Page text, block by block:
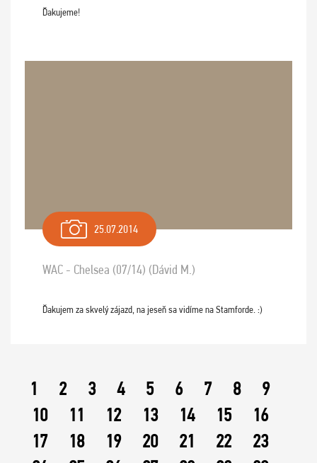
Ďakujeme!
25.07.2014
WAC - Chelsea (07/14) (Dávid M.)
Ďakujem za skvelý zájazd, na jeseň sa vidíme na Stamforde. :)
1 2 3 4 5 6 7 8
9
10
11 12 13 14 15
16
17
18 19 20 21 22
23